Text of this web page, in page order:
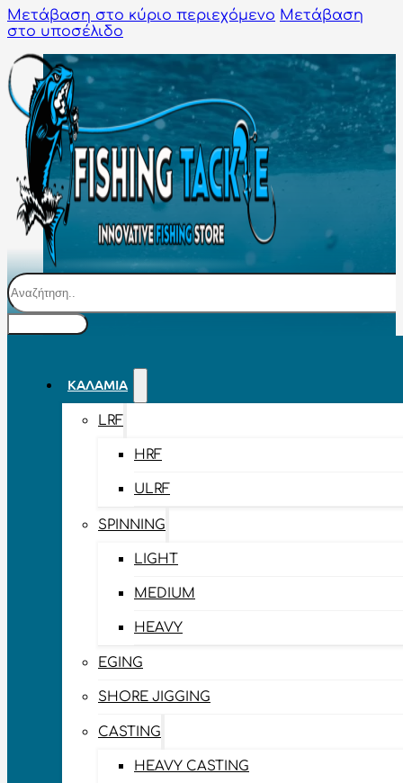
Μετάβαση στο κύριο περιεχόμενο Μετάβαση
στο υποσέλιδο
Αναζήτηση
ΚΑΛΆΜΙΑ
LRF
HRF
ULRF
SPINNING
LIGHT
MEDIUM
HEAVY
EGING
SHORE JIGGING
CASTING
HEAVY CASTING